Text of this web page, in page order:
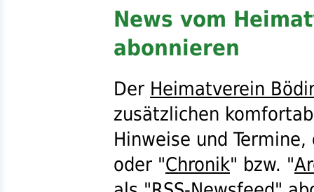
News vom
abonnieren
Der Heimatverein
zusätzlichen
Hinweise und
oder "Chronik" bzw. "